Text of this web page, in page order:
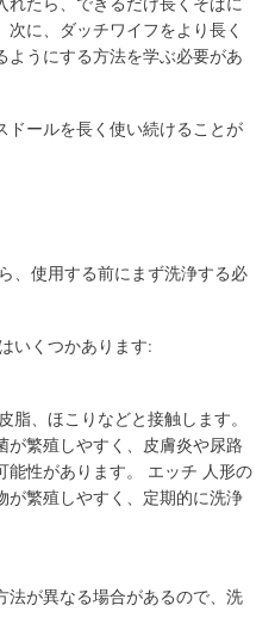
に、ダッチワイフをより長く
うにする方法を学ぶ必要があ
ドールを長く使い続けることが
、使用する前にまず洗浄する必
いくつかあります:
脂、ほこりなどと接触します。
が繁殖しやすく、皮膚炎や尿路
能性があります。 エッチ 人形の
が繁殖しやすく、定期的に洗浄
法が異なる場合があるので、洗